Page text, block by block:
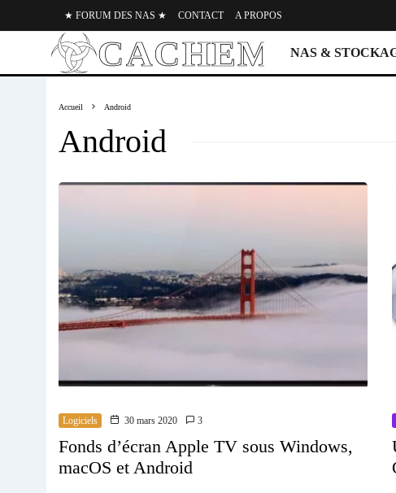
★ FORUM DES NAS ★ CONTACT A PROPOS
NAS &
Accueil Android
Android
Logiciels 30 mars 2020 3
Fonds d’écran Apple TV sous Windows,
macOS et Android